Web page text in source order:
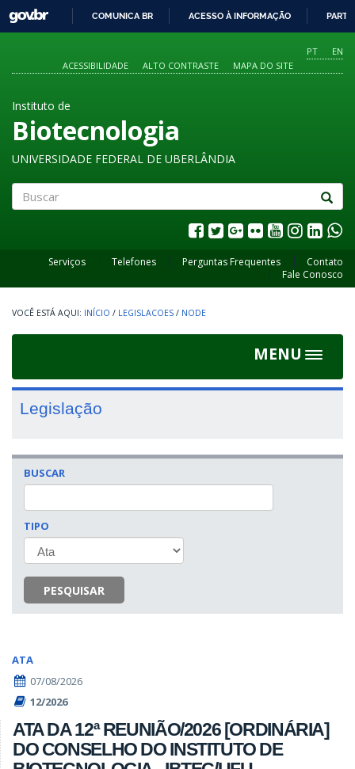
O
CONTEÚDO
GOVBR
COMUNICA BR ACESSO À INFORMAÇÃO
PT
EN
ACESSIBILIDADE
ALTO CONTRASTE MAPA DO SITE
Instituto de
Biotecnologia
UNIVERSIDADE FEDERAL DE UBERLÂNDIA
Serviços Telefones Perguntas Frequentes
Contato
Fale Conosco
INÍCIO / LEGISLACOES / NODE
MENU
Toggle
Legislação
BUSCAR
TIPO
PESQUISAR
ATA
07/08/2026
12/2026
ATA DA 12ª REUNIÃO/2026 [ORDINÁRIA]
DO CONSELHO DO INSTITUTO DE